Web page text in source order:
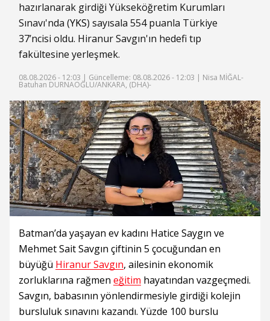
hazırlanarak girdiği Yükseköğretim Kurumları
Sınavı'nda (YKS) sayısala 554 puanla Türkiye
37’ncisi oldu. Hiranur Savgın'ın hedefi tıp
fakültesine yerleşmek.
08.08.2026 - 12:03 | Güncelleme: 08.08.2026 - 12:03 | Nisa MİĞAL-
Batuhan DURNAOĞLU/ANKARA, (DHA)-
Batman’da yaşayan ev kadını Hatice Saygın ve
Mehmet Sait Savgın çiftinin 5 çocuğundan en
büyüğü Hiranur Savgın, ailesinin ekonomik
zorluklarına rağmen eğitim hayatından vazgeçmedi.
Savgın, babasının yönlendirmesiyle girdiği kolejin
bursluluk sınavını kazandı. Yüzde 100 burslu